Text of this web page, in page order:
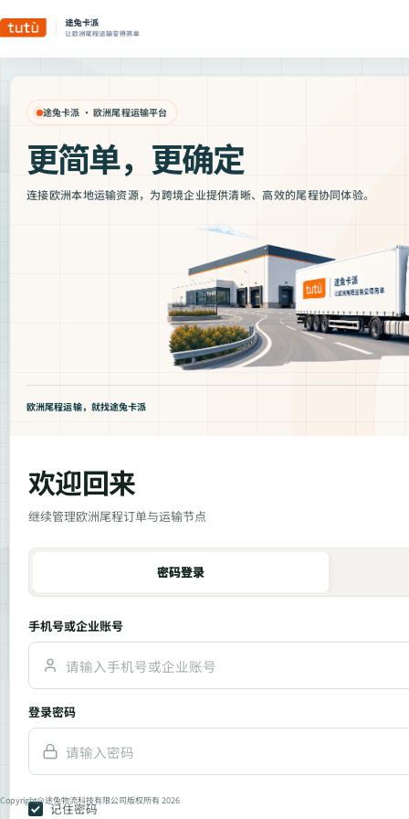
途兔卡派 · 欧洲尾程运输平台
更简单，更确定
连接欧洲本地运输资源，为跨境企业提供清晰、高效的尾程协同体验。
欧洲尾程运输，就找途兔卡派
欢迎回来
继续管理欧洲尾程订单与运输节点
密码登录
手机号或企业账号
登录密码
记住密码
Copyright@途兔物流科技有限公司版权所有 2026